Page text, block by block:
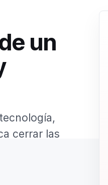
un
cerrar las